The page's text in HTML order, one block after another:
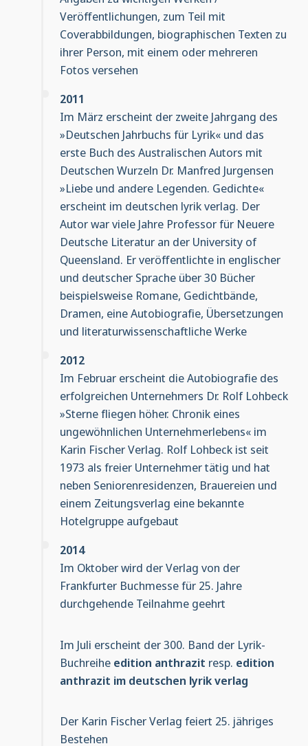
Veröffentlichungen, zum Teil mit
Coverabbildungen, biographischen Texten zu
ihrer Person, mit einem oder mehreren
Fotos versehen
2011
Im März erscheint der zweite Jahrgang des
»Deutschen Jahrbuchs für Lyrik« und das
erste Buch des Australischen Autors mit
Deutschen Wurzeln Dr. Manfred Jurgensen
»Liebe und andere Legenden. Gedichte«
erscheint im deutschen lyrik verlag. Der
Autor war viele Jahre Professor für Neuere
Deutsche Literatur an der University of
Queensland. Er veröffentlichte in englischer
und deutscher Sprache über 30 Bücher
beispielsweise Romane, Gedichtbände,
Dramen, eine Autobiografie, Übersetzungen
und literaturwissenschaftliche Werke
2012
Im Februar erscheint die Autobiografie des
erfolgreichen Unternehmers Dr. Rolf Lohbeck
»Sterne fliegen höher. Chronik eines
ungewöhnlichen Unternehmerlebens« im
Karin Fischer Verlag. Rolf Lohbeck ist seit
1973 als freier Unternehmer tätig und hat
neben Seniorenresidenzen, Brauereien und
einem Zeitungsverlag eine bekannte
Hotelgruppe aufgebaut
2014
Im Oktober wird der Verlag von der
Frankfurter Buchmesse für 25. Jahre
durchgehende Teilnahme geehrt
Im Juli erscheint der 300. Band der Lyrik-
Buchreihe edition anthrazit resp. edition
anthrazit im deutschen lyrik verlag
Der Karin Fischer Verlag feiert 25. jähriges
Bestehen